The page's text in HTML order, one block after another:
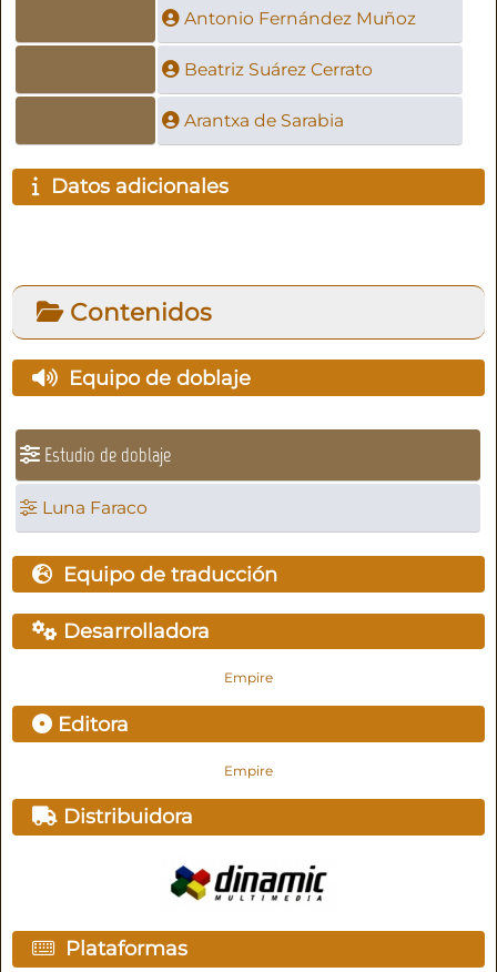
Antonio Fernández Muñoz
Beatriz Suárez Cerrato
Arantxa de Sarabia
Datos adicionales
Contenidos
Equipo de doblaje
Estudio de doblaje
Luna Faraco
Equipo de traducción
Desarrolladora
Empire
Editora
Empire
Distribuidora
Plataformas